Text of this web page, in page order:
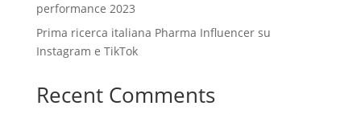
performance 2023
Prima ricerca italiana Pharma Influencer su
Instagram e TikTok
Recent Comments